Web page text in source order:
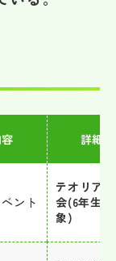
詳細
ント
テオリア
会(6年生対
象)